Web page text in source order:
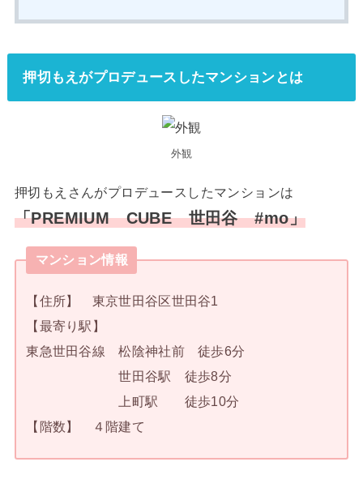
押切もえがプロデュースしたマンションとは
外観
押切もえさんがプロデュースしたマンションは
「PREMIUM CUBE 世田谷 #mo」
マンション情報
【住所】 東京世田谷区世田谷1
【最寄り駅】
東急世田谷線 松陰神社前 徒歩6分
世田谷駅 徒歩8分
上町駅 徒歩10分
【階数】 ４階建て